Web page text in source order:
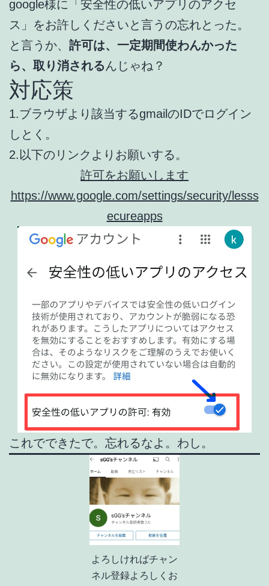
google様に「安全性の低いアプリのアクセ
ス」をお許しくださいと言うの忘れとった。
と言うか、 許可は、一定期間使わんかった
ら、取り消されるんじゃね？
対応策
1.ブラウザより該当するgmailのIDでログイン
しとく。
2.以下のリンクよりお願いする。
許可をお願いします
https://www.google.com/settings/security/lesss
ecureapps
これでできたで。忘れるなよ。わし。
よろしければチャン
ネル登録よろしくお